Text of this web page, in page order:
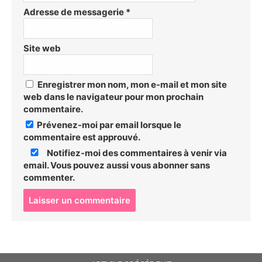
Adresse de messagerie *
Site web
Enregistrer mon nom, mon e-mail et mon site
web dans le navigateur pour mon prochain
commentaire.
Prévenez-moi par email lorsque le
commentaire est approuvé.
Notifiez-moi des commentaires à venir via
email. Vous pouvez aussivous abonnersans
commenter.
o